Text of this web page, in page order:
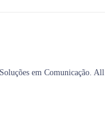
em Comunicação. All